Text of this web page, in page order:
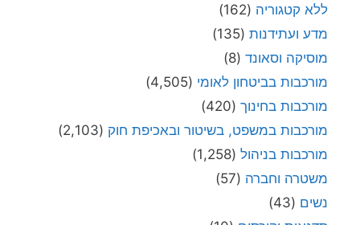
ללא קטגוריה (162)
מדע ועתידנות (135)
מוסיקה וסאונד (8)
מורכבות בביטחון לאומי (4,505)
מורכבות בחינוך (420)
מורכבות במשפט, בשיטור ובאכיפת חוק (2,103)
מורכבות בניהול (1,258)
משטרה וחברה (57)
נשים (43)